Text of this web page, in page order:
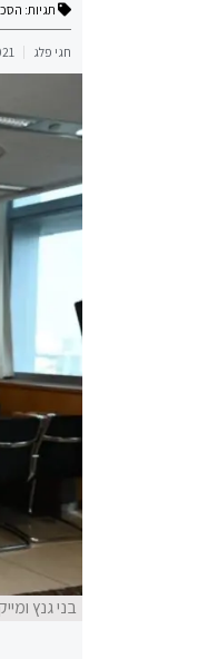
תגיות:
חגי פלג
בני גנץ